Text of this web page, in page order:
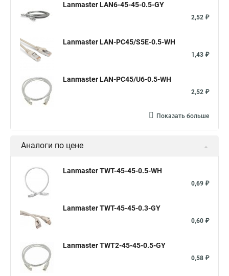
Lanmaster LAN6-45-45-0.5-GY
2,52 ₽
Lanmaster LAN-PC45/S5E-0.5-WH
1,43 ₽
Lanmaster LAN-PC45/U6-0.5-WH
2,52 ₽
Показать больше
Аналоги по цене
Lanmaster TWT-45-45-0.5-WH
0,69 ₽
Lanmaster TWT-45-45-0.3-GY
0,60 ₽
Lanmaster TWT2-45-45-0.5-GY
0,58 ₽